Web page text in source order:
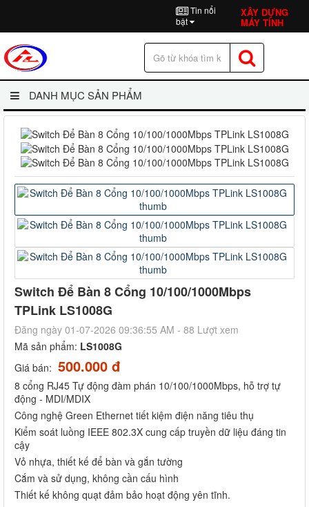
Tin nổi
bật
XÂY DỰNG
MÁY TÍNH
DANH MỤC SẢN PHẨM
Switch Để Bàn 8 Cổng 10/100/1000Mbps
TPLink LS1008G
Đăng ngày 01-07-2026 09:36:55 AM - 88 Lượt xem
Mã sản phẩm: LS1008G
Giá bán: 500.000 đ
8 cổng RJ45 Tự động đàm phán 10/100/1000Mbps, hỗ trợ tự
động - MDI/MDIX
Công nghệ Green Ethernet tiết kiệm điện năng tiêu thụ
Kiểm soát luồng IEEE 802.3X cung cấp truyền dữ liệu đáng tin
cậy
Vỏ nhựa, thiết kế để bàn và gắn tường
Cắm và sử dụng, không cần cấu hình
Thiết kế không quạt đảm bảo hoạt động yên tĩnh.